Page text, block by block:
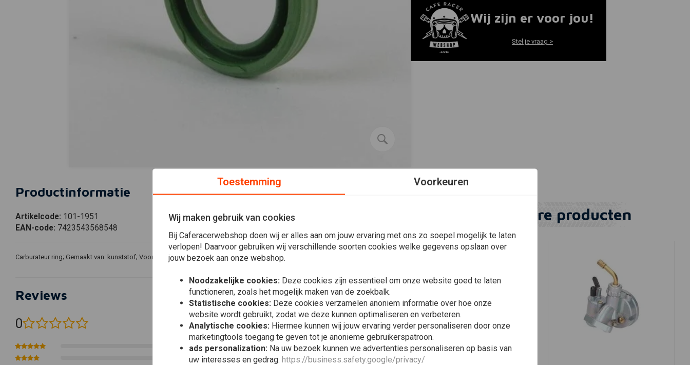
Wij zijn er voor jou!
Stel je vraag >
Productinformatie
Artikelcode: 101-1951
EAN-code: 7423543568548
Carburateur ring; Gemaakt van: kunststof; Voor Solex brommer; OEM-Part
Reviews
0 (0 beoordelingen)
0
0
Plaats ook een review
Vergelijkbare producten
Toestemming Voorkeuren
Wij maken gebruik van cookies
Bij Caferacerwebshop doen wij er alles aan om jouw ervaring met ons zo soepel mogelijk te laten
verlopen! Daarvoor gebruiken wij verschillende soorten cookies welke gegevens opslaan over
jouw bezoek aan onze webshop.
Noodzakelijke cookies: Deze cookies zijn essentieel om onze website goed te laten
functioneren, zoals het mogelijk maken van de zoekbalk.
Statistische cookies: Deze cookies verzamelen anoniem informatie over hoe onze
website wordt gebruikt, zodat we deze kunnen optimaliseren en verbeteren.
Analytische cookies: Hiermee kunnen wij jouw ervaring verder personaliseren door onze
marketingtools toegang te geven tot je anonieme gebruikerspatroon.
ads personalization: Na uw bezoek kunnen we advertenties personaliseren op basis van
uw interesses en gedrag. https://business.safety.google/privacy/